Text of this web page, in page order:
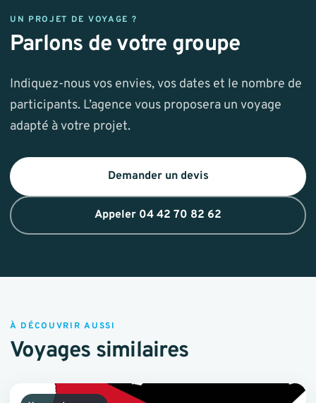
UN PROJET DE VOYAGE ?
Parlons de votre groupe
Indiquez-nous vos envies, vos dates et le nombre de
participants. L’agence vous proposera un voyage
adapté à votre projet.
Demander un devis
Appeler 04 42 70 82 62
À DÉCOUVRIR AUSSI
Voyages similaires